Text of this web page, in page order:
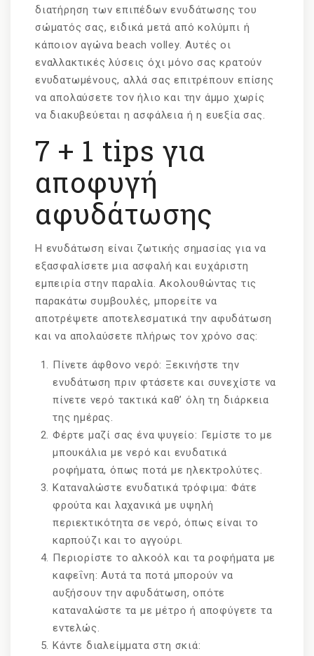
διατήρηση των επιπέδων ενυδάτωσης του
σώματός σας, ειδικά μετά από κολύμπι ή
κάποιον αγώνα beach volley. Αυτές οι
εναλλακτικές λύσεις όχι μόνο σας κρατούν
ενυδατωμένους, αλλά σας επιτρέπουν επίσης
να απολαύσετε τον ήλιο και την άμμο χωρίς
να διακυβεύεται η ασφάλεια ή η ευεξία σας.
7 + 1 tips για
αποφυγή
αφυδάτωσης
Η ενυδάτωση είναι ζωτικής σημασίας για να
εξασφαλίσετε μια ασφαλή και ευχάριστη
εμπειρία στην παραλία. Ακολουθώντας τις
παρακάτω συμβουλές, μπορείτε να
αποτρέψετε αποτελεσματικά την αφυδάτωση
και να απολαύσετε πλήρως τον χρόνο σας:
Πίνετε άφθονο νερό: Ξεκινήστε την
ενυδάτωση πριν φτάσετε και συνεχίστε να
πίνετε νερό τακτικά καθ’ όλη τη διάρκεια
της ημέρας.
Φέρτε μαζί σας ένα ψυγείο: Γεμίστε το με
μπουκάλια με νερό και ενυδατικά
ροφήματα, όπως ποτά με ηλεκτρολύτες.
Καταναλώστε ενυδατικά τρόφιμα: Φάτε
φρούτα και λαχανικά με υψηλή
περιεκτικότητα σε νερό, όπως είναι το
καρπούζι και το αγγούρι.
Περιορίστε το αλκοόλ και τα ροφήματα με
καφεΐνη: Αυτά τα ποτά μπορούν να
αυξήσουν την αφυδάτωση, οπότε
καταναλώστε τα με μέτρο ή αποφύγετε τα
εντελώς.
Κάντε διαλείμματα στη σκιά: